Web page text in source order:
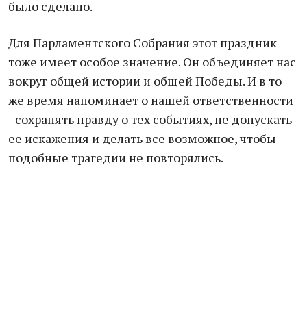
было сделано.
Для Парламентского Собрания этот праздник
тоже имеет особое значение. Он объединяет нас
вокруг общей истории и общей Победы. И в то
же время напоминает о нашей ответственности
- сохранять правду о тех событиях, не допускать
ее искажения и делать все возможное, чтобы
подобные трагедии не повторялись.